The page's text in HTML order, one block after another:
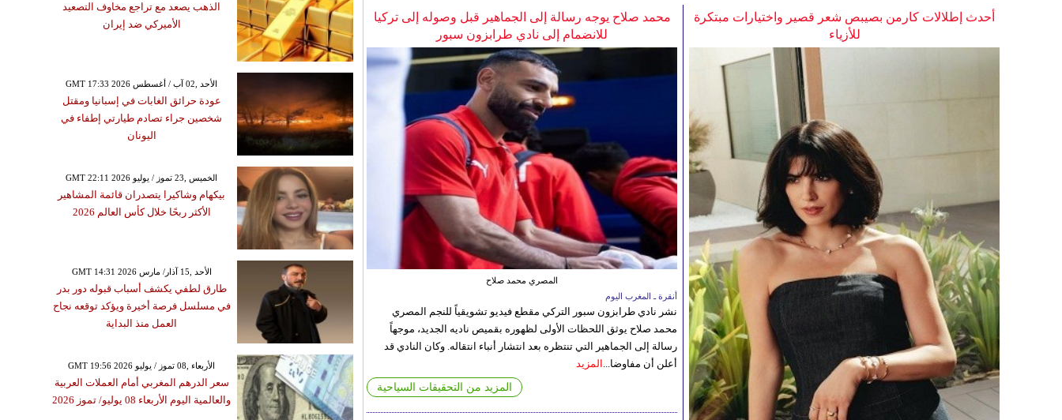
محمد صلاح يوجه رسالة إلى الجماهير قبل وصوله إلى تركيا
للانضمام إلى نادي طرابزون سبور
المصري محمد صلاح
أنقرة ـ المغرب اليوم
نشر نادي طرابزون سبور التركي مقطع فيديو تشويقياً للنجم المصري
محمد صلاح يوثق اللحظات الأولى لظهوره بقميص ناديه الجديد، موجهاً
رسالة إلى الجماهير التي تنتظره بعد انتشار أنباء انتقاله. وكان النادي قد
أعلن أن مفاوضا... المزيد
المزيد من التحقيقات السياحية
أحدث إطلالات كارمن بصيبص شعر قصير واختيارات مبتكرة
للأزياء
الذهب يصعد مع تراجع مخاوف التصعيد
الأميركي ضد إيران
GMT 17:33 2026 الأحد ,02 آب / أغسطس
عودة حرائق الغابات في إسبانيا ومقتل
شخصين جراء تصادم طيارتي إطفاء في
اليونان
GMT 22:11 2026 الخميس ,23 تموز / يوليو
بيكهام وشاكيرا يتصدران قائمة المشاهير
الأكثر ربحًا خلال كأس العالم 2026
GMT 14:31 2026 الأحد ,15 آذار/ مارس
طارق لطفي يكشف أسباب قبوله دور بدر
في مسلسل فرصة أخيرة ويؤكد توقعه نجاح
العمل منذ البداية
GMT 19:56 2026 الأربعاء ,08 تموز / يوليو
سعر الدرهم المغربي أمام العملات العربية
والعالمية اليوم الأربعاء 08 يوليو/ تموز 2026